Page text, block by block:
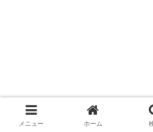
メニュー ホーム